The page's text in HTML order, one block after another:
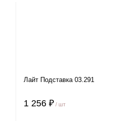
Лайт Подставка 03.291
1 256 ₽ / шт